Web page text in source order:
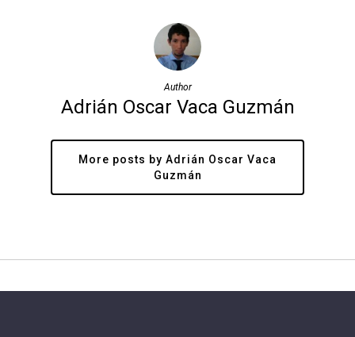
Author
Adrián Oscar Vaca Guzmán
More posts by Adrián Oscar Vaca
Guzmán